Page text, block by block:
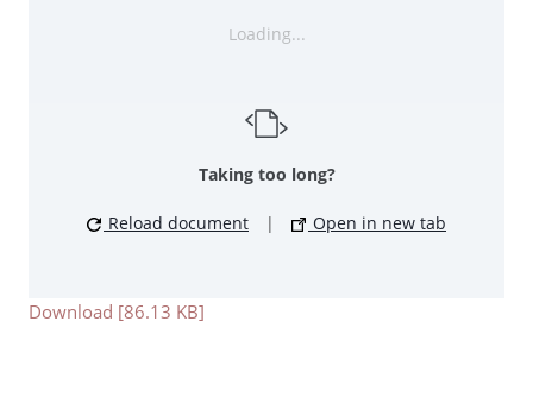
Loading...
Taking too long?
Reload document | Open in new tab
Download [86.13 KB]